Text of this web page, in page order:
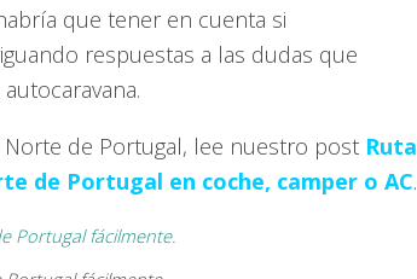
que tener en cuenta si
respuestas a las dudas que
de Portugal, lee nuestro post Ruta
de Portugal en coche, camper o AC.